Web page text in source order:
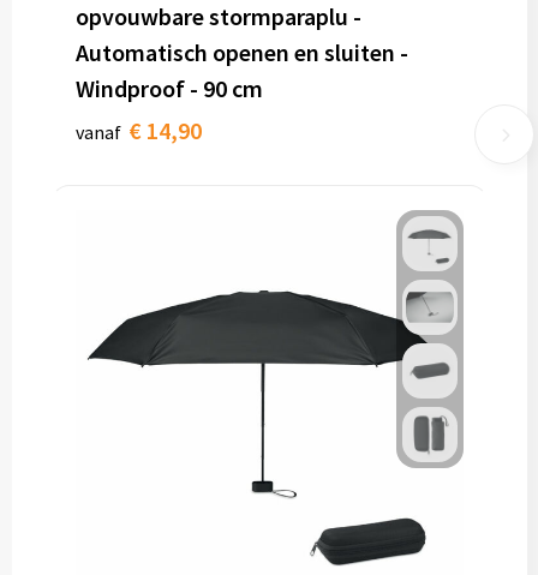
opvouwbare stormparaplu -
Automatisch openen en sluiten -
Windproof - 90 cm
vanaf € 14,90